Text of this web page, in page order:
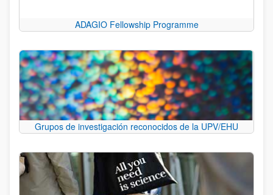
ADAGIO Fellowship Programme
Grupos de investigación reconocidos de la UPV/EHU